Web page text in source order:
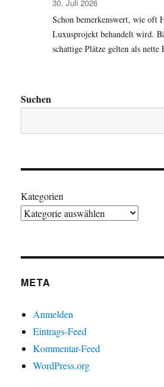
30. Juli 2026
Schon bemerkenswert, wie oft
Luxusprojekt behandelt wird.
schattige Plätze gelten als
Suchen
Kategorien
META
Anmelden
Eintrags-Feed
Kommentar-Feed
WordPress.org